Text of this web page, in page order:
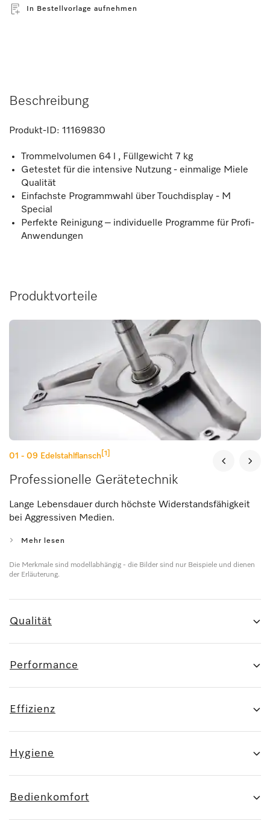
In Bestellvorlage aufnehmen
Beschreibung
Produkt-ID: 11169830
Trommelvolumen 64 l , Füllgewicht 7 kg
Getestet für die intensive Nutzung - einmalige Miele
Qualität
Einfachste Programmwahl über Touchdisplay - M
Special
Perfekte Reinigung – individuelle Programme für Profi-
Anwendungen
Produktvorteile
01 - 09 Edelstahlflansch [1]
Professionelle Gerätetechnik
Lange Lebensdauer durch höchste Widerstandsfähigkeit
bei Aggressiven Medien.
Mehr lesen
Die Merkmale sind modellabhängig - die Bilder sind nur Beispiele und dienen
der Erläuterung.
Qualität
Performance
Effizienz
Hygiene
Bedienkomfort